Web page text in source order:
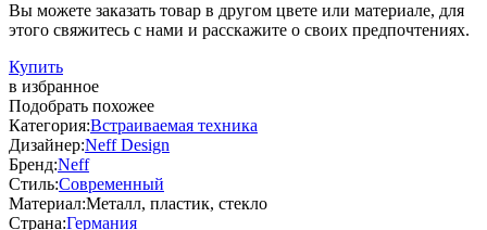
Вы можете заказать товар в другом цвете или материале, для
этого свяжитесь с нами и расскажите о своих предпочтениях.
Купить
в избранное
Подобрать похожее
Категория:Встраиваемая техника
Дизайнер:Neff Design
Бренд:Neff
Стиль:Современный
Материал:Металл, пластик, стекло
Страна:Германия